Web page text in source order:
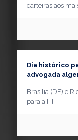
carteiras aos
Dia histórico
advogada
Brasília (DF) e
para a […]